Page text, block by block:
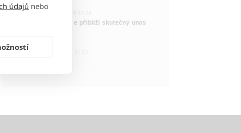
2
Nová dramatická série přiblíží skutečný únos
1
údajů nebo